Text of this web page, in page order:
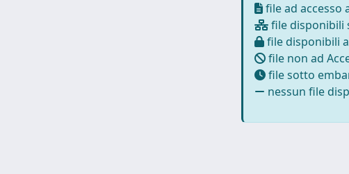
file ad accesso
file disponibili
file disponibili
file non ad
file sotto
nessun file